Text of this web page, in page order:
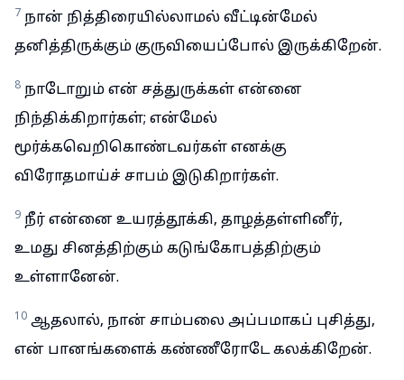
7 நான் நித்திரையில்லாமல் வீட்டின்மேல்
தனித்திருக்கும் குருவியைப்போல் இருக்கிறேன்.
8 நாடோறும் என் சத்துருக்கள் என்னை
நிந்திக்கிறார்கள்; என்மேல்
மூர்க்கவெறிகொண்டவர்கள் எனக்கு
விரோதமாய்ச் சாபம் இடுகிறார்கள்.
9 நீர் என்னை உயரத்தூக்கி, தாழத்தள்ளினீர்,
உமது சினத்திற்கும் கடுங்கோபத்திற்கும்
உள்ளானேன்.
10 ஆதலால், நான் சாம்பலை அப்பமாகப் புசித்து,
என் பானங்களைக் கண்ணீரோடே கலக்கிறேன்.